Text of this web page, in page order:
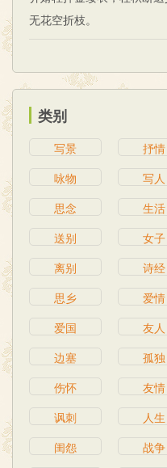
无花空折枝。
类别
写景 抒情
咏物
写人
思念
生活
送别
女子
离别
诗经
思乡
爱情
爱国
友人
边塞
孤独
伤怀
友情
讽刺
人生
闺怨
战争